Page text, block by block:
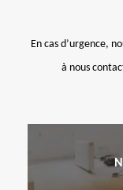
En cas d’urgence,
à nous